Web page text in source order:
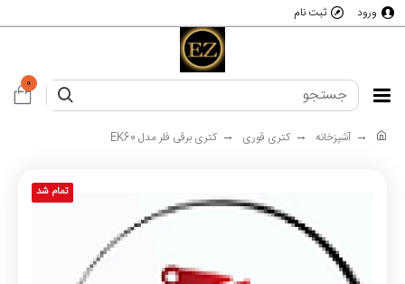
ورود ثبت نام
0
آشپزخانه کتری قوری کتری برقی فلر مدل EK60
تمام شد